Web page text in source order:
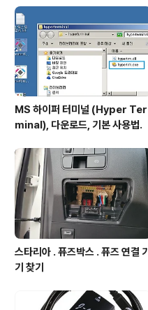
가 ..
MS 하이퍼 터미널 (Hyper Ter
minal), 다운로드, 기본 사용법.
스타리아 . 퓨즈박스 . 퓨즈 연결 기
기 찾기